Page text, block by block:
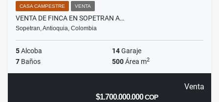
CASA CAMPESTRE VENTA
VENTA DE FINCA EN SOPETRAN A…
Sopetran, Antioquia, Colombia
5Alcoba 14Garaje
7 Baños 500Área m2
Venta
$1.700.000.000COP